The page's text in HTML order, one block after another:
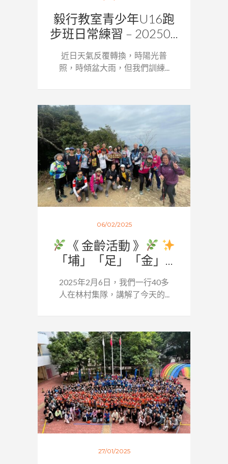
毅行教室青少年U16跑
步班日常練習 – 20250...
近日天氣反覆轉換，時陽光普
照，時傾盆大雨，但我們訓練...
06/02/2025
《 金齡活動 》
「埔」「足」「金」...
2025年2月6日，我們一行40多
人在林村集隊，講解了今天的...
27/01/2025